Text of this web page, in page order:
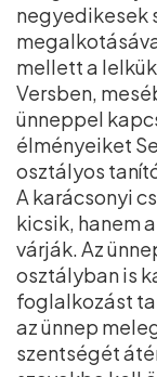
negyedikesek
mellett a
Versben,
ünneppel
élményeiket
osztályos
A karácsonyi
kicsik, hanem
várják. Az
osztályban is
foglalkozást
az ünnep
szentségét